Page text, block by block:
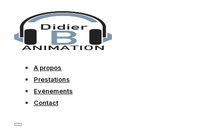
A propos
Prestations
Evénements
Contact